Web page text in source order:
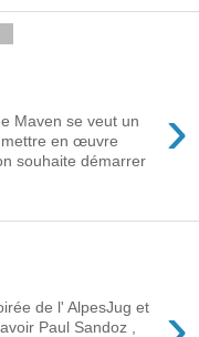
›
Maven se veut un
en œuvre
souhaite démarrer
de l' AlpesJug et
Paul Sandoz ,